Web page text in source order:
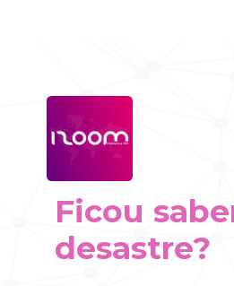
Ficou
desastre?